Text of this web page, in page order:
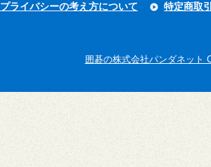
プライバシーの考え方について 特定商取
囲碁の株式会社パンダネット